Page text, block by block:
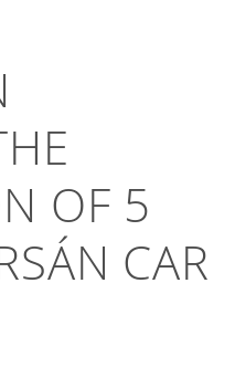
OF 5
CAR